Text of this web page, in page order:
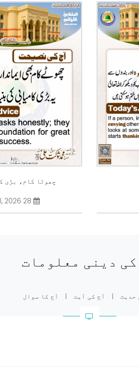
چھوٹا کام، بڑی
کی دینی معلومات
حدیث | آج کی آیت | آج کا سوال